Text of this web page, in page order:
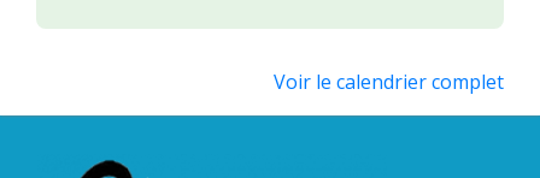
:
Voir le calendrier complet